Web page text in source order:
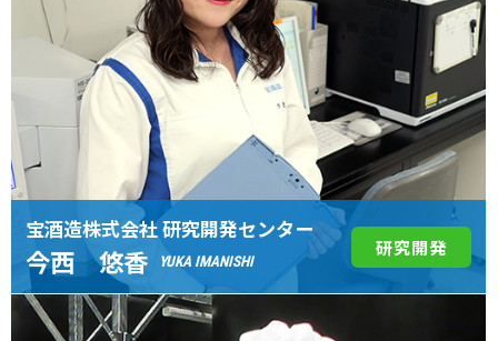
宝酒造株式会社 研究開発センター
今西 悠香 YUKA IMANISHI
研究開発